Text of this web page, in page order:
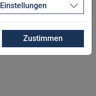
Einstellungen
Zustimmen